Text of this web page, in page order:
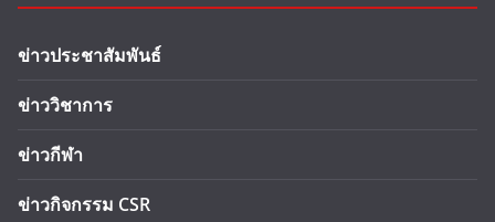
ข่าวประชาสัมพันธ์
ข่าววิชาการ
ข่าวกีฬา
ข่าวกิจกรรม CSR